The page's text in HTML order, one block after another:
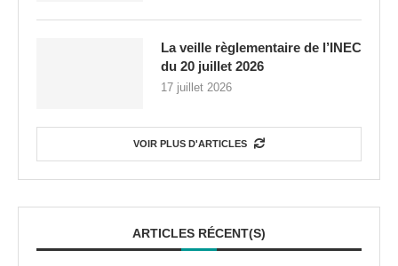
La veille règlementaire de l’INEC
du 20 juillet 2026
17 juillet 2026
VOIR PLUS D'ARTICLES
ARTICLES RÉCENT(S)